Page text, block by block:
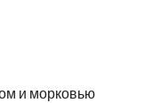
и морковью